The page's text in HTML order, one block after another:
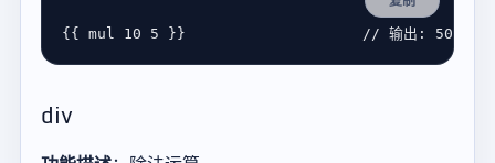
{{ mul 10 5 }}
div